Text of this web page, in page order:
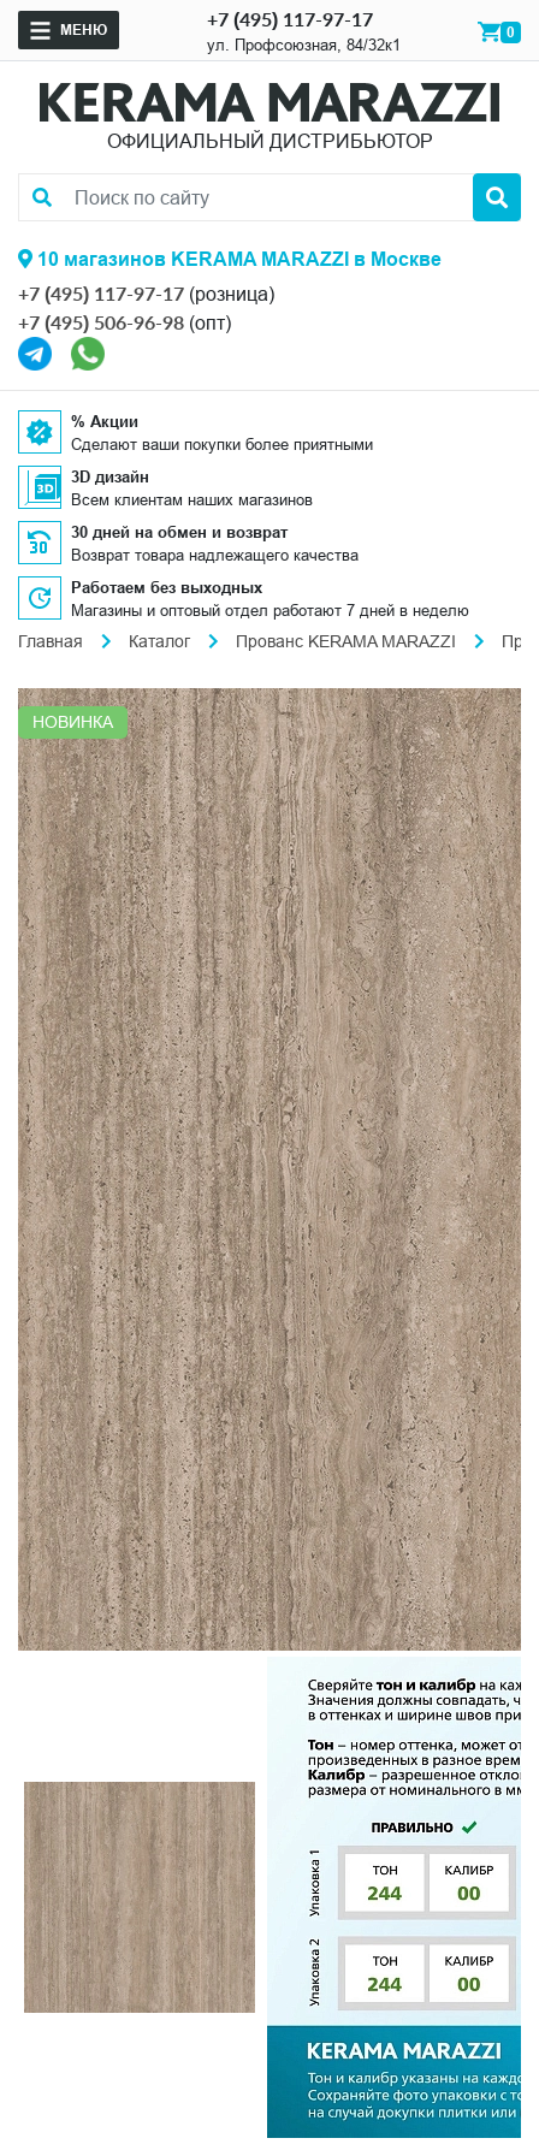
МЕНЮ +7 (495) 117-97-17
ул. Профсоюзная, 84/32к1
0
ОФИЦИАЛЬНЫЙ ДИСТРИБЬЮТОР
10 магазинов KERAMA MARAZZI в Москве
+7 (495) 117-97-17 (розница)
+7 (495) 506-96-98 (опт)
% Акции
Сделают ваши покупки более приятными
3D дизайн
Всем клиентам наших магазинов
30 дней на обмен и возврат
Возврат товара надлежащего качества
Работаем без выходных
Магазины и оптовый отдел работают 7 дней в неделю
Главная
Каталог Прованс KERAMA MARAZZI Про
НОВИНКА